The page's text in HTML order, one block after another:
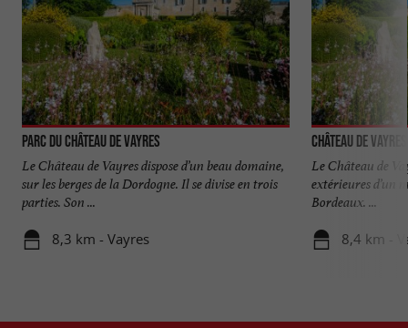
Parc du Château de Vayres
Le Château de Vayres dispose d’un beau domaine,
sur les berges de la Dordogne. Il se divise en trois
parties. Son ...
8,3 km - Vayres
Château de Vayres
Le Château de
extérieures d’un
Bordeaux. ...
8,4 km -